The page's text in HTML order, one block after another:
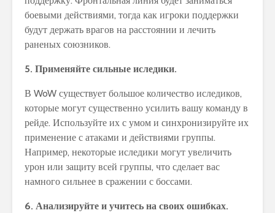
боевыми действиями, тогда как игроки поддержки
будут держать врагов на расстоянии и лечить
раненых союзников.
5. Применяйте сильные иследики.
В WoW существует большое количество иследиков,
которые могут существенно усилить вашу команду в
рейде. Используйте их с умом и синхронизируйте их
применение с атаками и действиями группы.
Например, некоторые иследики могут увеличить
урон или защиту всей группы, что сделает вас
намного сильнее в сражении с боссами.
6. Анализируйте и учитесь на своих ошибках.